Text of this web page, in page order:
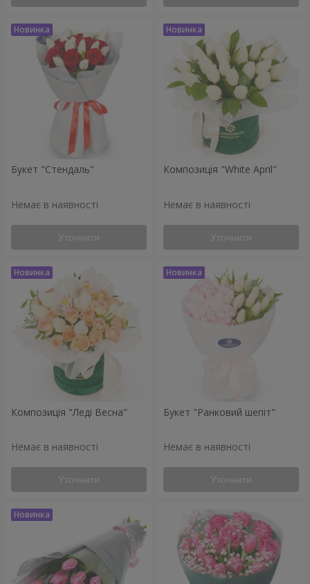
Букет "Стендаль"
Немає в наявності
Уточнити
Композиція "White April"
Немає в наявності
Уточнити
Композиція "Леді Весна"
Немає в наявності
Уточнити
Букет "Ранковий шепіт"
Немає в наявності
Уточнити